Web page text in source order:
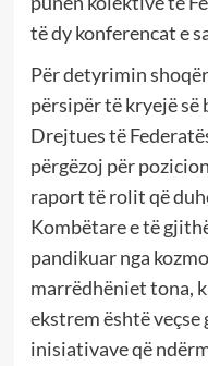
të dy konferencat e
Për detyrimin
përsipër të kryejë
Drejtues të
përgëzoj për
raport të rolit që
Kombëtare e të
pandikuar nga
marrëdhëniet tona,
ekstrem është
inisiativave që